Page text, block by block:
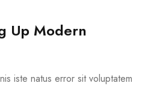
Up Modern
iste natus error sit voluptatem